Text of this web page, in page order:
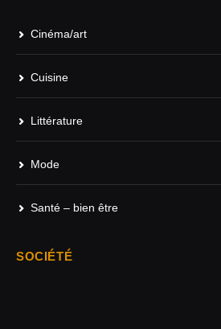
Cinéma/art
Cuisine
Littérature
Mode
Santé – bien être
SOCIÉTÉ